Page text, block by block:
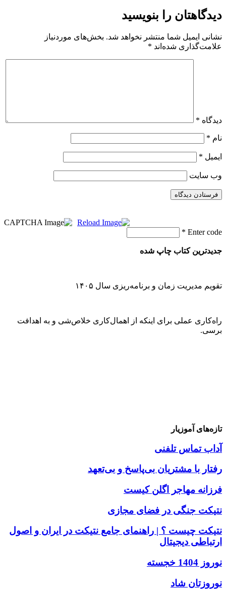
دیدگاهتان را بنویسید
نشانی ایمیل شما منتشر نخواهد شد. بخش‌های موردنیاز
علامت‌گذاری شده‌اند *
دیدگاه *
نام *
ایمیل *
وب‌ سایت
Enter code
*
جدیدترین کتاب چاپ شده
تقویم مدیریت زمان و برنامه‌ریزی سال ۱۴۰۵
راه‌کاری عملی برای اینکه از اهمال‌کاری خلاص‌شی و به اهدافت
برسی.
تازه‌های آموزیار
آداب تماس تلفنی
رفتار با مشتریان بی‌پاسخ و بی‌تعهد
فرزانه مهاجر اگلن کیست
نتیکت جنگی در فضای مجازی
نتیکت چیست ؟ | راهنمای جامع نتیکت در ایران و اصول
ارتباطی دیجیتال
نوروز 1404 خجسته
نوروزتان شاد